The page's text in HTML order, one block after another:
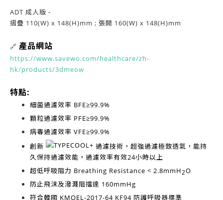
ADT 成人版 -
摺疊 110(W) x 148(H)mm ; 張開 160(W) x 148(H)mm
🔗 產品網站
https://www.savewo.com/healthcare/zh-
hk/products/3dmeow
特點:
細菌過濾效率 BFE≥99.9%
顆粒過濾效率 PFE≥99.9%
病毒過濾效率 VFE≥99.9%
創新
過濾技術，超強過濾極致透氣，能持
久保持過濾效能，過濾效率有效24小時以上
超低呼吸阻力 Breathing Resistance < 2.8mmH2O
防止飛沫及潑濺阻擋達 160mmHg
符合韓國 KMOEL-2017-64 KF94 防護呼吸器標準